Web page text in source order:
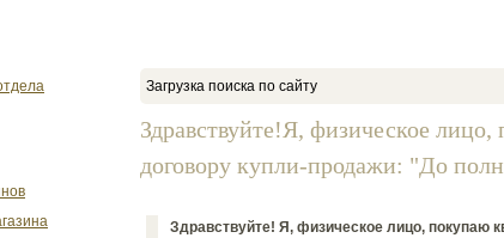
Загрузка поиска по сайту
Здравствуйте!Я, физическое
договору купли-продажи: "До
Здравствуйте! Я, физическое лицо, покупаю